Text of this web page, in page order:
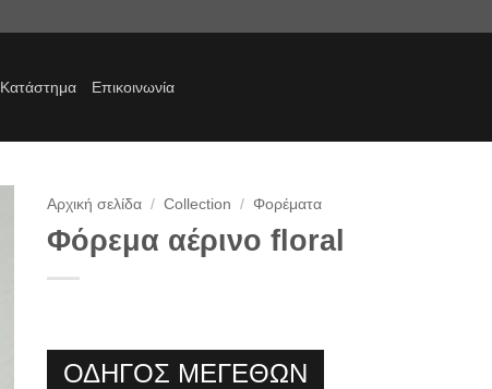
Κατάστημα Επικοινωνία
Αρχική σελίδα / Collection / Φορέματα
Φόρεμα αέρινο floral
ΟΔΗΓΟΣ ΜΕΓΕΘΩΝ